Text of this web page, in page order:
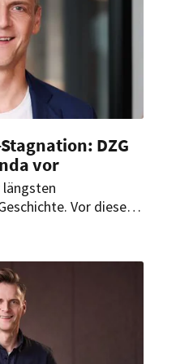
DZG
vor
Vor diesem
stärken soll.